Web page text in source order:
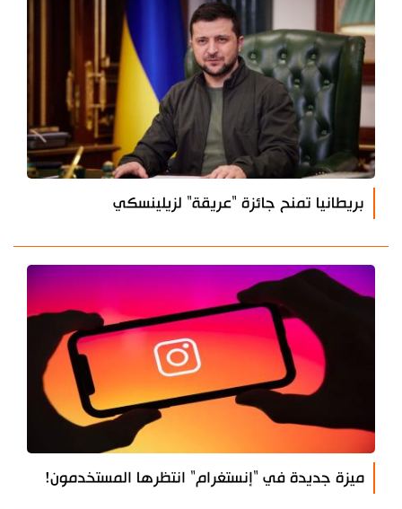
بريطانيا تمنح جائزة "عريقة" لزيلينسكي
ميزة جديدة في "إنستغرام" انتظرها المستخدمون!